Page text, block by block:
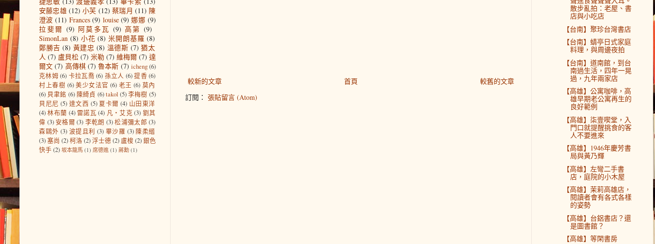
較新的文章 較舊的文章
首頁
訂閱： 張貼留言 (Atom)
安藤忠雄 (12) 小芙 (12) 蔡瑞月 (11) 陳
澄波 (11) Frances (9) louise (9) 娜娜 (9)
拉斐爾 (9) 阿莫多瓦 (9) 高第 (9)
SimonLan (8) 小花 (8) 米開朗基羅 (8)
鄭勝吉 (8) 黃建忠 (8) 溫德斯 (7) 猶太
人 (7) 盧貝松 (7) 米勒 (7) 維梅爾 (7) 達
爾文 (7) 高傳棋 (7) 魯本斯 (7) icheng(6)
克林姆 (6) 卡拉瓦喬 (6) 孫立人 (6)提香 (6)
村上春樹 (6) 美少女法官 (6) 老王 (6) 莫內
(6) 貝聿銘 (6) 陳綺貞 (6) takol (5)李梅樹 (5)
貝尼尼 (5) 達文西 (5) 夏卡爾 (4) 山田東洋
(4)林布蘭 (4) 雷諾瓦 (4) 凡‧艾克 (3) 劉其
偉 (3)安格爾 (3) 李乾朗 (3)松浦彌太郎 (3)
森鷗外 (3) 波提且利 (3) 畢沙羅 (3) 陳柔縉
(3)塞尚 (2)柯洛 (2)浮士德 (2) 盧梭 (2)銀色
快手 (2) 坂本龍馬 (1) 席德進 (1) 蔣勳 (1)
散步亂拍：老屋、書
店與小吃店
【台南】聚珍台灣書店
【台南】蜻亭日式家庭
料理，與周邊夜拍
【台南】道南館，到台
南過生活，四年一晃
過，九年兩家店
【高雄】公寓咖啡，高
雄早期老公寓再生的
良好範例
【高雄】柒壹喫堂，入
門口就提醒挑食的客
人不要進來
【高雄】1946年慶芳書
局與黃乃輝
【高雄】左彎二手書
店，庭院的小木屋
【高雄】茉莉高雄店，
閱讀者會有各式各樣
的姿勢
【高雄】台鋁書店？還
是圖書館？
【高雄】等閑書房